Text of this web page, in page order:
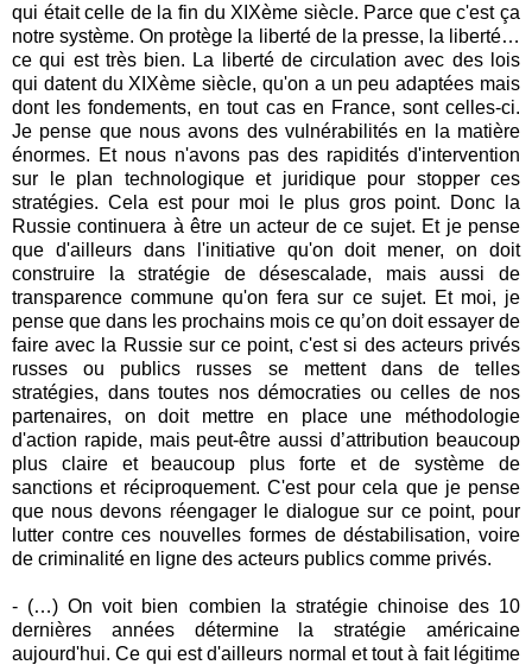
qui était celle de la fin du XIXème siècle. Parce que c'est ça
notre système. On protège la liberté de la presse, la liberté…
ce qui est très bien. La liberté de circulation avec des lois
qui datent du XIXème siècle, qu'on a un peu adaptées mais
dont les fondements, en tout cas en France, sont celles-ci.
Je pense que nous avons des vulnérabilités en la matière
énormes. Et nous n'avons pas des rapidités d'intervention
sur le plan technologique et juridique pour stopper ces
stratégies. Cela est pour moi le plus gros point. Donc la
Russie continuera à être un acteur de ce sujet. Et je pense
que d'ailleurs dans l'initiative qu'on doit mener, on doit
construire la stratégie de désescalade, mais aussi de
transparence commune qu'on fera sur ce sujet. Et moi, je
pense que dans les prochains mois ce qu’on doit essayer de
faire avec la Russie sur ce point, c'est si des acteurs privés
russes ou publics russes se mettent dans de telles
stratégies, dans toutes nos démocraties ou celles de nos
partenaires, on doit mettre en place une méthodologie
d'action rapide, mais peut-être aussi d’attribution beaucoup
plus claire et beaucoup plus forte et de système de
sanctions et réciproquement. C'est pour cela que je pense
que nous devons réengager le dialogue sur ce point, pour
lutter contre ces nouvelles formes de déstabilisation, voire
de criminalité en ligne des acteurs publics comme privés.
- (…) On voit bien combien la stratégie chinoise des 10
dernières années détermine la stratégie américaine
aujourd'hui. Ce qui est d'ailleurs normal et tout à fait légitime